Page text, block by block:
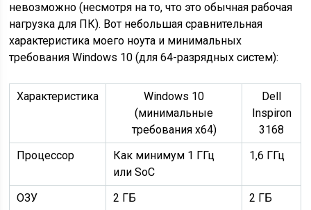
невозможно (несмотря на то, что это обычная рабочая
нагрузка для ПК). Вот небольшая сравнительная
характеристика моего ноута и минимальных
требования Windows 10 (для 64-разрядных систем):
Характеристика
Windows 10
(минимальные
требования x64)
Dell
Inspiron
3168
Процессор
Как минимум 1 ГГц
или SoC
1,6 ГГц
ОЗУ 2 ГБ
2 ГБ